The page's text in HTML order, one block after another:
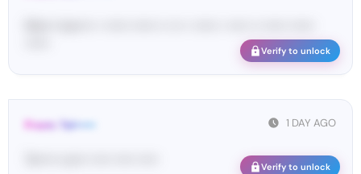
Verify to unlock
1 DAY AGO
From: Tel•••••
Verify to unlock